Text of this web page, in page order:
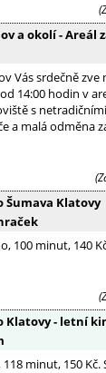
a okolí - Areál
Vás srdečně zve
14:00 hodin v
s
a malá odměna
Šumava Klatovy
100 minut, 140
Klatovy - letní
minut, 150 Kč.